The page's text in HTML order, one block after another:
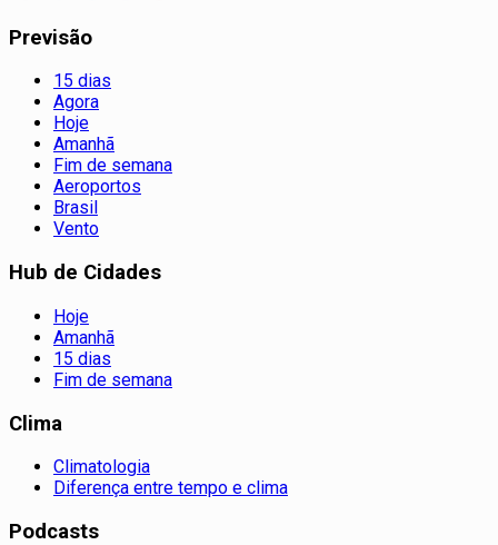
Previsão
15 dias
Agora
Hoje
Amanhã
Fim de semana
Aeroportos
Brasil
Vento
Hub de Cidades
Hoje
Amanhã
15 dias
Fim de semana
Clima
Climatologia
Diferença entre tempo e clima
Podcasts